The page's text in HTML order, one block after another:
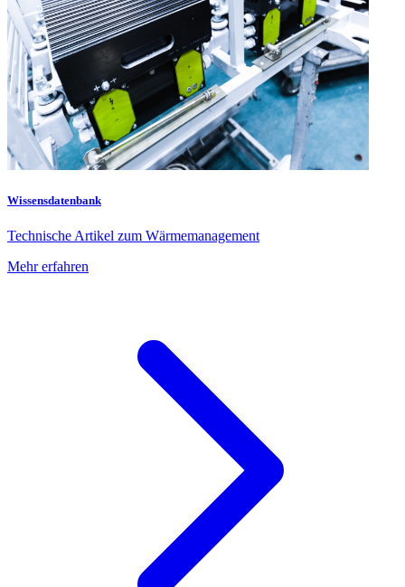
Wissensdatenbank
Technische Artikel zum Wärmemanagement
Mehr erfahren